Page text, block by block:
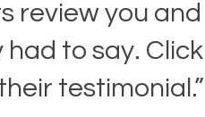
review you and
to say. Click
testimonial.”